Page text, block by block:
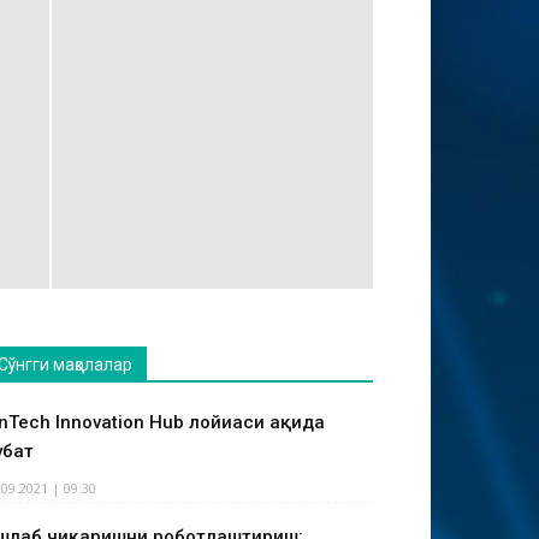
мақолалар
Innovation Hub лойиҳаси ҳақида
| 09:30